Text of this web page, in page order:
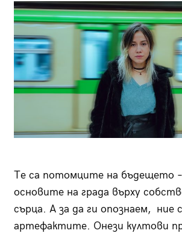
Те са потомците на бъдещето
основите на града върху
сърца. А за да ги опознаем, ние
артефактите. Онези култови